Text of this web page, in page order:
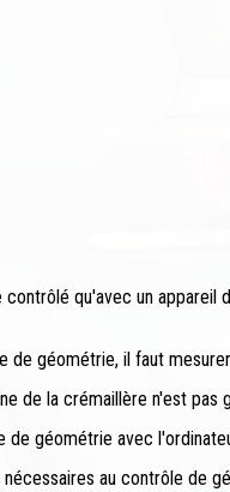
contrôlé qu'avec un
de géométrie, il faut
de la crémaillère n'est pas
de géométrie avec
au contrôle de